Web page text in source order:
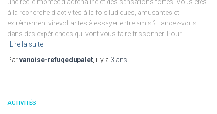
une réelle montée d’adrénaline et des sensations fortes. Vous êtes
à la recherche d’activités à la fois ludiques, amusantes et
extrêmement virevoltantes à essayer entre amis ? Lancez-vous
dans des expériences qui vont vous faire frissonner. Pour
Lire la suite
Parvanoise-refugedupalet , il y a 3 ans
ACTIVITÉS